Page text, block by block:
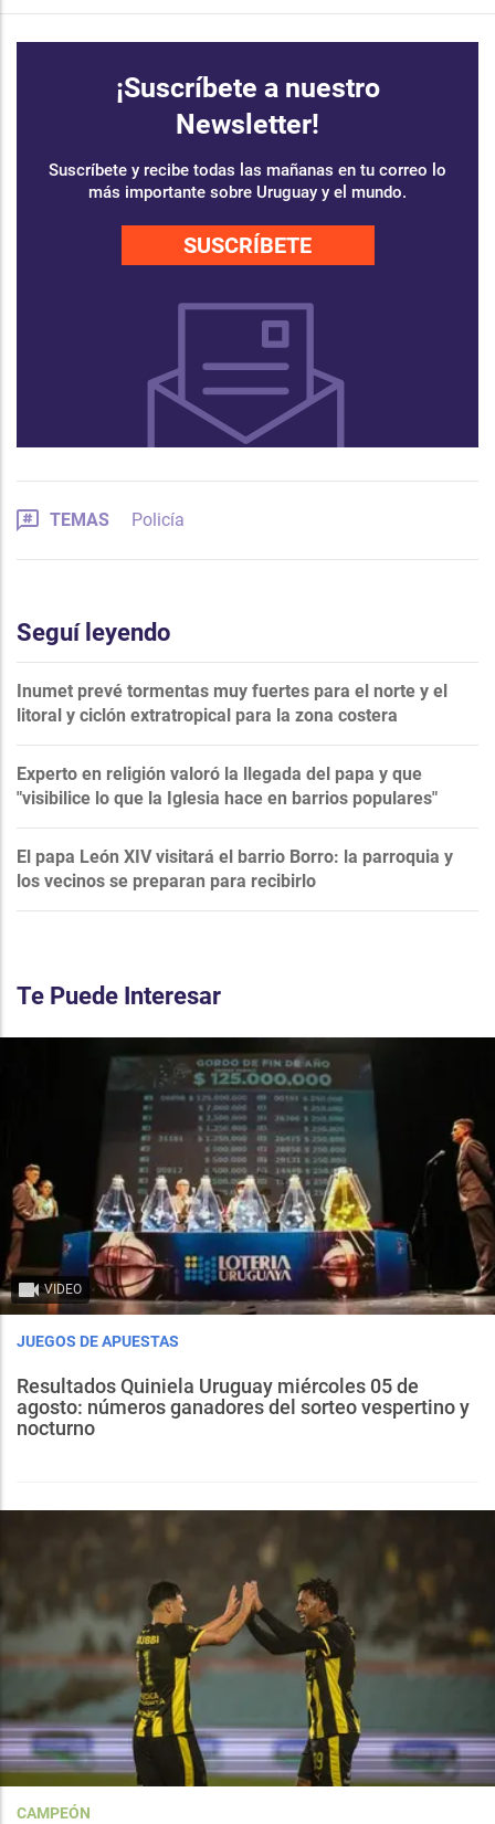
¡Suscríbete a nuestro
Newsletter!
Suscríbete y recibe todas las mañanas en tu correo lo
más importante sobre Uruguay y el mundo.
SUSCRÍBETE
TEMAS Policía
Seguí leyendo
Inumet prevé tormentas muy fuertes para el norte y el
litoral y ciclón extratropical para la zona costera
Experto en religión valoró la llegada del papa y que
"visibilice lo que la Iglesia hace en barrios populares"
El papa León XIV visitará el barrio Borro: la parroquia y
los vecinos se preparan para recibirlo
Te Puede Interesar
VIDEO
JUEGOS DE APUESTAS
Resultados Quiniela Uruguay miércoles 05 de
agosto: números ganadores del sorteo vespertino y
nocturno
CAMPEÓN